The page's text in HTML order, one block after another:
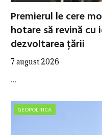
Premierul le cere
hotare să revină cu
dezvoltarea țării
7 august 2026
…
GEOPOLITICA